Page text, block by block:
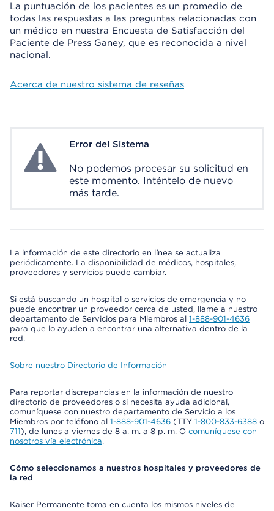
La puntuación de los pacientes es un promedio de
todas las respuestas a las preguntas relacionadas con
un médico en nuestra Encuesta de Satisfacción del
Paciente de Press Ganey, que es reconocida a nivel
nacional.
Acerca de nuestro sistema de reseñas
System ErrorError del Sistema
No podemos procesar su solicitud en
este momento. Inténtelo de nuevo
más tarde.
La información de este directorio en línea se actualiza
periódicamente. La disponibilidad de médicos, hospitales,
proveedores y servicios puede cambiar.
Si está buscando un hospital o servicios de emergencia y no
puede encontrar un proveedor cerca de usted, llame a nuestro
departamento de Servicios para Miembros al 1-888-901-4636
para que lo ayuden a encontrar una alternativa dentro de la
red.
Sobre nuestro Directorio de Información
Para reportar discrepancias en la información de nuestro
directorio de proveedores o si necesita ayuda adicional,
comuníquese con nuestro departamento de Servicio a los
Miembros por teléfono al 1-888-901-4636 (TTY 1-800-833-6388 o
711), de lunes a viernes de 8 a. m. a 8 p. m. O comuníquese con
nosotros vía electrónica.
Cómo seleccionamos a nuestros hospitales y proveedores de
la red
Kaiser Permanente toma en cuenta los mismos niveles de